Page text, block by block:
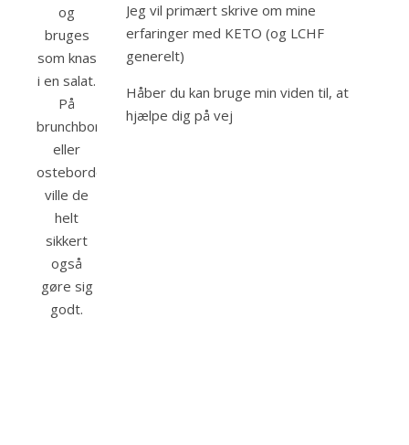
og
bruges
som knas
i en salat.
På
brunchbordet
eller
ostebordet
ville de
helt
sikkert
også
gøre sig
godt.
Jeg vil primært skrive om mine
erfaringer med KETO (og LCHF
generelt)
Håber du kan bruge min viden til, at
hjælpe dig på vej